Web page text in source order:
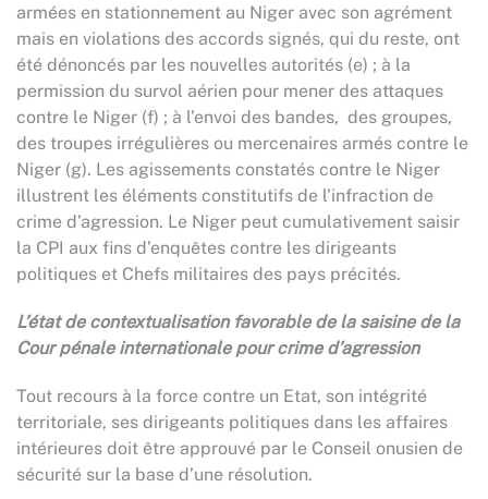
armées en stationnement au Niger avec son agrément
mais en violations des accords signés, qui du reste, ont
été dénoncés par les nouvelles autorités (e) ; à la
permission du survol aérien pour mener des attaques
contre le Niger (f) ; à l’envoi des bandes, des groupes,
des troupes irrégulières ou mercenaires armés contre le
Niger (g). Les agissements constatés contre le Niger
illustrent les éléments constitutifs de l’infraction de
crime d’agression. Le Niger peut cumulativement saisir
la CPI aux fins d’enquêtes contre les dirigeants
politiques et Chefs militaires des pays précités.
L’état de contextualisation favorable de la saisine de la
Cour pénale internationale pour crime d’agression
Tout recours à la force contre un Etat, son intégrité
territoriale, ses dirigeants politiques dans les affaires
intérieures doit être approuvé par le Conseil onusien de
sécurité sur la base d’une résolution.